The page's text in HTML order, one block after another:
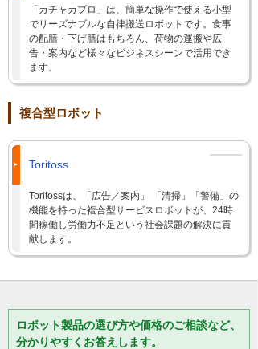
「カチャカプロ」は、簡単な操作で使える小型
でリーズナブルな自律搬送ロボットです。食事
の配膳・下げ膳はもちろん、荷物の運搬や広
告・案内など様々なビジネスシーンで活用でき
ます。
複合型ロボット
Toritoss
Toritossは、「広告／案内」 「清掃」「警備」の
機能を持った複合型サービスロボットが、24時
間稼働し労働力不足という社会課題の解決に貢
献します。
ロボット製品の選び方や価格のご相談など、
分かりやすくお答えします。